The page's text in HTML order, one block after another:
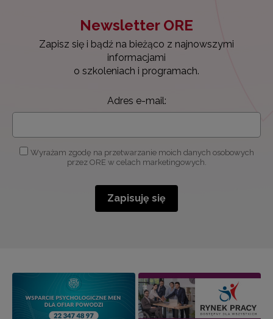
Newsletter ORE
Zapisz się i bądź na bieżąco z najnowszymi
informacjami
o szkoleniach i programach.
Adres e-mail:
Wyrażam zgodę na przetwarzanie moich danych osobowych
przez ORE w celach marketingowych.
Zapisuję się